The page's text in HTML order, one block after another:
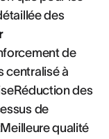
des
de
centralisé à
des
de
qualité